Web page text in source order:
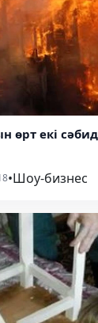
екі
•Шоу-бизнес